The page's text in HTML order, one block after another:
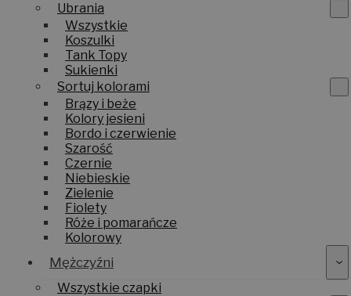
Ubrania
Wszystkie
Koszulki
Tank Topy
Sukienki
Sortuj kolorami
Brązy i beże
Kolory jesieni
Bordo i czerwienie
Szarość
Czernie
Niebieskie
Zielenie
Fiolety
Róże i pomarańcze
Kolorowy
Mężczyźni
Wszystkie czapki